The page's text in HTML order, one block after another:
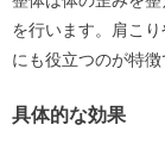
を行います。肩こ
にも役立つのが特徴
具体的な効果